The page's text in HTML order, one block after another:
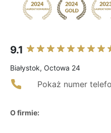
9.1
Białystok, Octowa 24
Pokaż numer
O firmie: